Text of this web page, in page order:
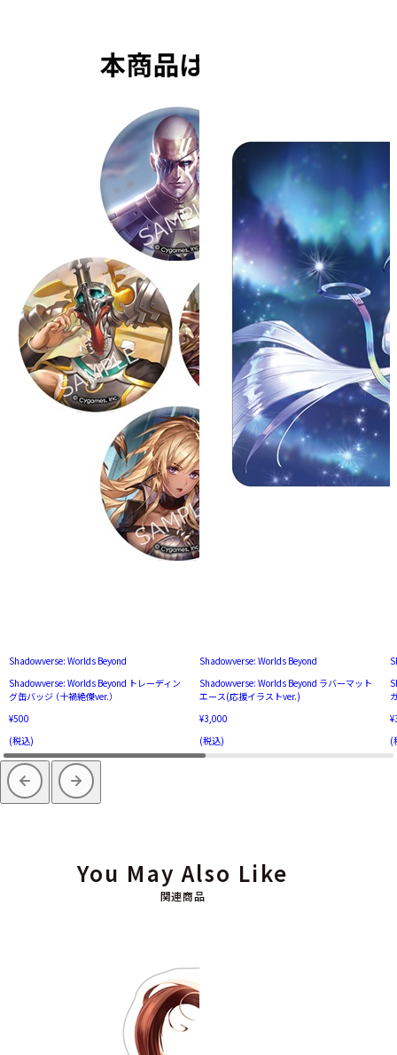
Shadowverse: Worlds Beyond
Shadowverse: Worlds Beyond トレーディン
グ缶バッジ （十禍絶傑ver.）
¥500
(税込)
Shadowverse: Worlds Beyond
Shadowverse: Worlds Beyond ラバーマット
エース(応援イラストver.)
¥3,000
(税込)
(
関連商品
You May Also Like